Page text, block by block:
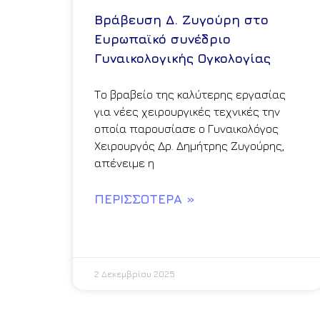
Βράβευση Δ. Ζυγούρη στο
Ευρωπαϊκό συνέδριο
Γυναικολογικής Ογκολογίας
Το βραβείο της καλύτερης εργασίας
για νέες χειρουργικές τεχνικές την
οποία παρουσίασε ο Γυναικολόγος
Χειρουργός Δρ. Δημήτρης Ζυγούρης,
απένειμε η
ΠΕΡΙΣΣΌΤΕΡΑ »
2 Δεκεμβρίου 2025